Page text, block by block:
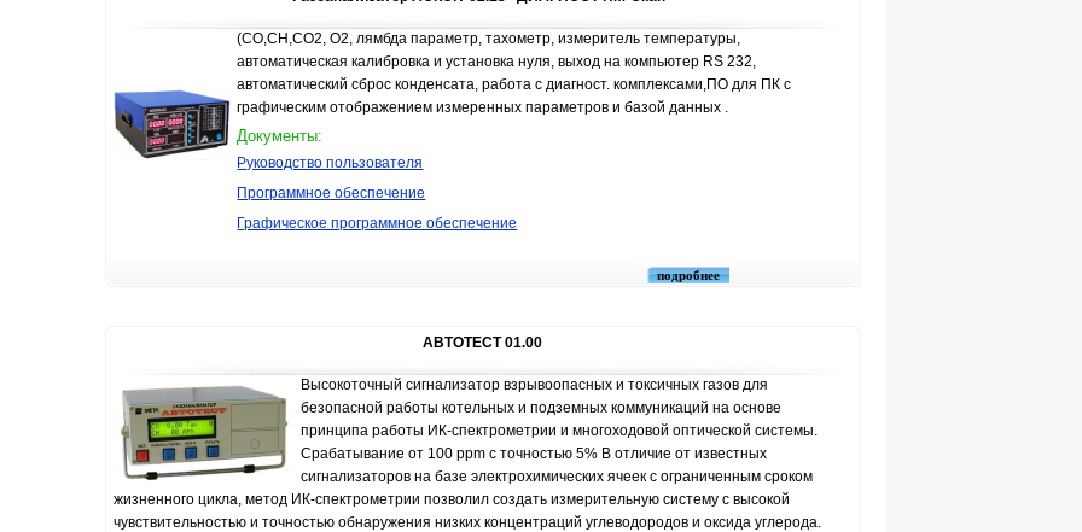
(СО,СН,СО2, О2, лямбда параметр, тахометр, измеритель температуры,
автоматическая калибровка и установка нуля, выход на компьютер RS 232,
автоматический сброс конденсата, работа с диагност. комплексами,ПО для ПК с
графическим отображением измеренных параметров и базой данных .
Документы:
Руководство пользователя
Программное обеспечение
Графическое программное обеспечение
подробнее
АВТОТЕСТ 01.00
Высокоточный сигнализатор взрывоопасных и токсичных газов для
безопасной работы котельных и подземных коммуникаций на основе
принципа работы ИК-спектрометрии и многоходовой оптической системы.
Срабатывание от 100 ppm с точностью 5% В отличие от известных
сигнализаторов на базе электрохимических ячеек с ограниченным сроком
жизненного цикла, метод ИК-спектрометрии позволил создать измерительную систему с высокой
чувствительностью и точностью обнаружения низких концентраций углеводородов и оксида углерода.